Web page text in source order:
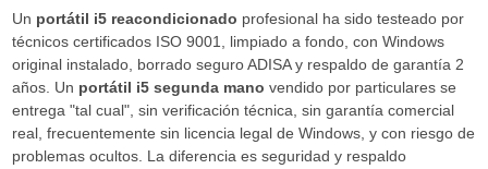
Un portátil i5 reacondicionado profesional ha sido testeado por
técnicos certificados ISO 9001, limpiado a fondo, con Windows
original instalado, borrado seguro ADISA y respaldo de garantía 2
años. Un portátil i5 segunda mano vendido por particulares se
entrega "tal cual", sin verificación técnica, sin garantía comercial
real, frecuentemente sin licencia legal de Windows, y con riesgo de
problemas ocultos. La diferencia es seguridad y respaldo